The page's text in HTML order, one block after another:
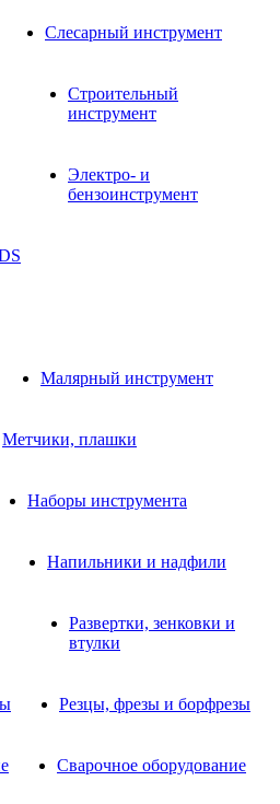
Слесарный инструмент
Строительный
инструмент
Электро- и
бензоинструмент
Малярный инструмент
Метчики, плашки
Наборы инструмента
Напильники и надфили
Развертки, зенковки и
втулки
Резцы, фрезы и борфрезы
Сварочное оборудование